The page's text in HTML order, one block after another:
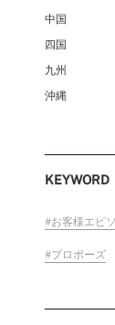
FOLLOW US ON盛岡大通店
山形店（
郡山モルテ
いわき店（
松本店（
富山店（
金沢店（139
福井店（117
池袋店（
吉祥寺マル
町田店（142
立川店（119
ラゾーナ
そごう千葉
柏店（141
名古屋駅前
豊橋店（
岐阜店（122
近鉄四日市
なんばパー
梅田茶屋町
梅田ハービ
近鉄あべの
奈良店（168
中国
広島店（
福山店（240
岡山店（170
四国
高松店（172
松山店（171
九州
福岡天神店
大分店（96
沖縄
KEYWORD
お客様エピ
プロポーズ